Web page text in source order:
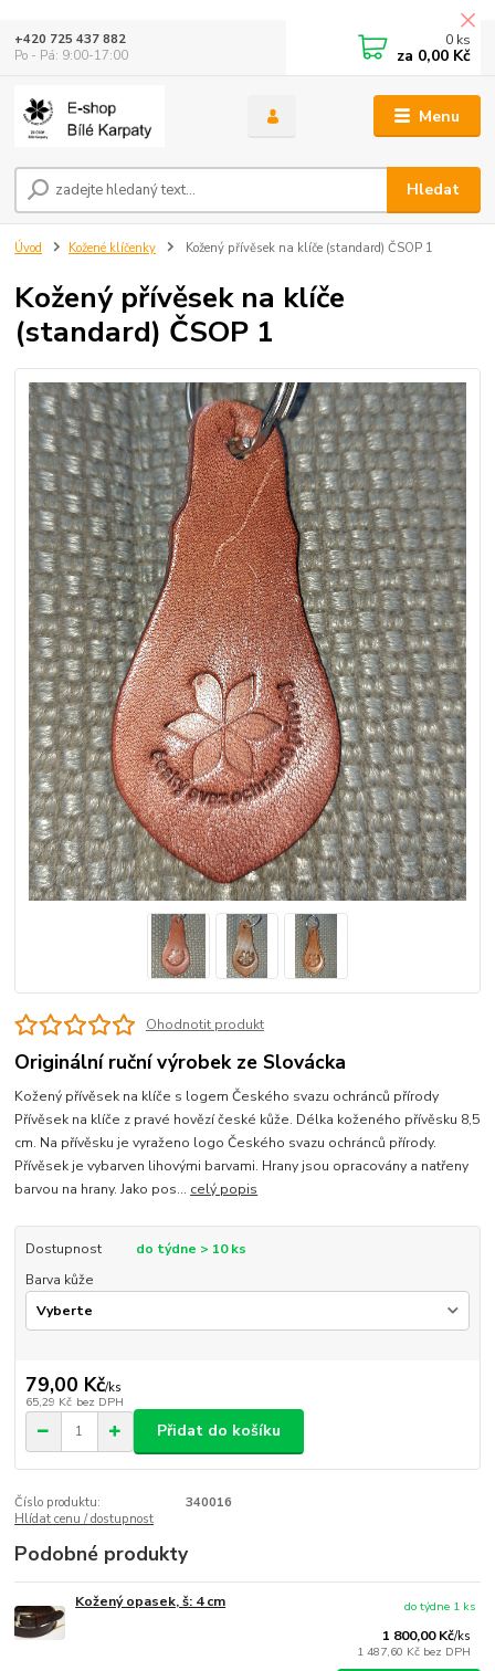
Menu
Hledat
+420 725 437 882
Po - Pá: 9:00-17:00
0 ks
za 0,00 Kč
Úvod Kožené klíčenky Kožený přívěsek na klíče (standard) ČSOP 1
Kožený přívěsek na klíče
(standard) ČSOP 1
Ohodnotit produkt
Originální ruční výrobek ze Slovácka
Kožený přívěsek na klíče s logem Českého svazu ochránců přírody
Přívěsek na klíče z pravé hovězí české kůže. Délka koženého přívěsku 8,5
cm. Na přívěsku je vyraženo logo Českého svazu ochránců přírody.
Přívěsek je vybarven lihovými barvami. Hrany jsou opracovány a natřeny
barvou na hrany. Jako pos... celý popis
Dostupnost
do týdne > 10 ks
Barva kůže
79,00 Kč/ks
65,29 Kč bez DPH
Přidat do košíku
Číslo produktu:
340016
Hlídat cenu / dostupnost
Podobné produkty
Kožený opasek, š: 4 cm
1 800,00 Kč/ks
1 487,60 Kč bez DPH
do týdne 1 ks